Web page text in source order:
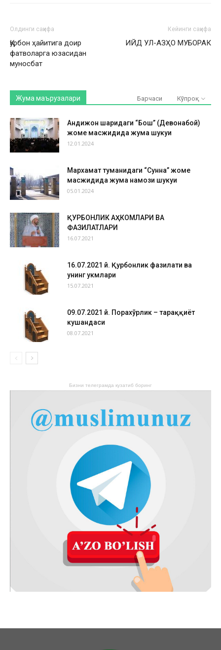
Олдинги саҳифа
Қурбон ҳайитига доир
фатволарга юзасидан
муносбат
Кейинги саҳифа
ИЙД УЛ-АЗҲО МУБОРАК
Жума маърузалари Барчаси Кўпроқ
Андижон шаҳридаги “Бош” (Девонабой)
жоме масжидида жума шукуҳи
12.01.2024
Мархамат туманидаги “Сунна” жоме
масжидида жума намози шукуҳи
05.01.2024
ҚУРБОНЛИК АҲКОМЛАРИ ВА
ФАЗИЛАТЛАРИ
16.07.2021
16.07.2021 й. Қурбонлик фазилати ва
унинг ҳукмлари
15.07.2021
09.07.2021 й. Порахўрлик – тараққиёт
кушандаси
08.07.2021
Бизни телеграмда кузатиб боринг